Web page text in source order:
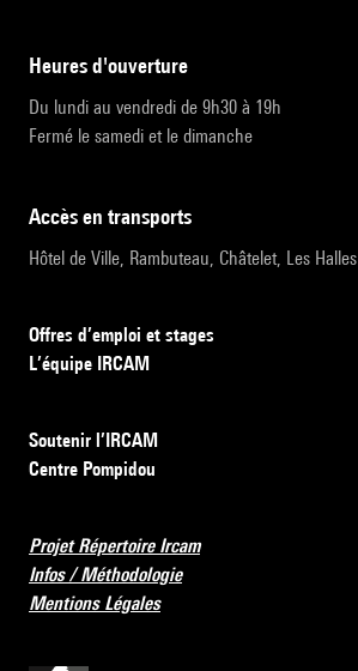
heures d'ouverture
Du lundi au vendredi de 9h30 à 19h
Fermé le samedi et le dimanche
accès en transports
Hôtel de Ville, Rambuteau, Châtelet, Les Halles
Offres d’emploi et stages
L’équipe IRCAM
Soutenir l’IRCAM
Centre Pompidou
Projet Répertoire Ircam
Infos / Méthodologie
Mentions Légales